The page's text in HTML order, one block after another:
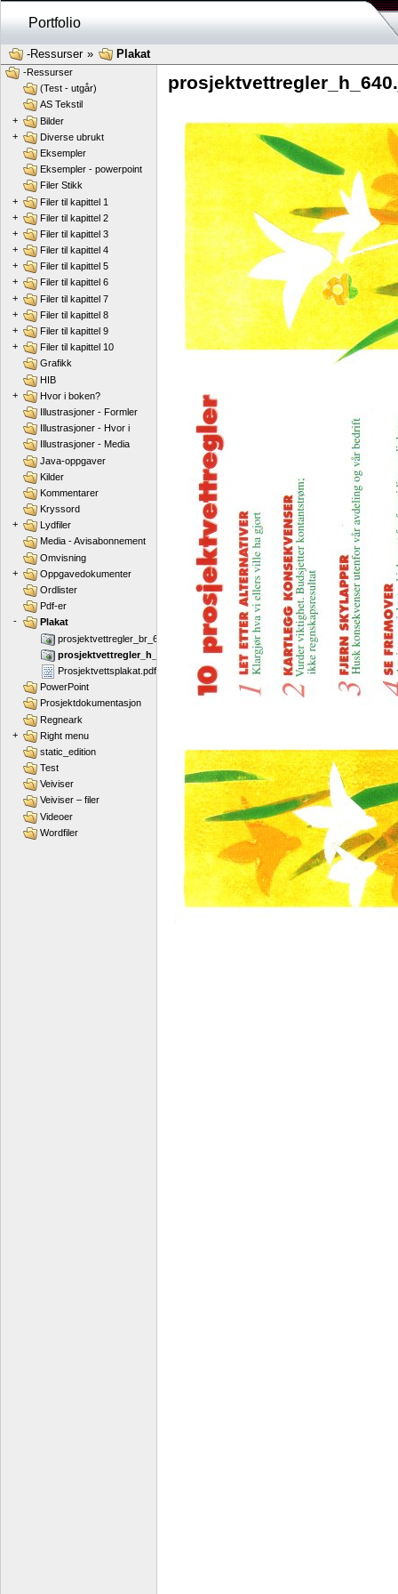
Portfolio
-Ressurser» Plakat
-Ressurser
(Test - utgår)
AS Tekstil
+
Bilder
+
Diverse ubrukt
Eksempler
Eksempler - powerpoint
Filer Stikk
+
Filer til kapittel 1
+
Filer til kapittel 2
+
Filer til kapittel 3
+
Filer til kapittel 4
+
Filer til kapittel 5
+
Filer til kapittel 6
+
Filer til kapittel 7
+
Filer til kapittel 8
+
Filer til kapittel 9
+
Filer til kapittel 10
Grafikk
HIB
+
Hvor i boken?
Illustrasjoner - Formler
Illustrasjoner - Hvor i
Illustrasjoner - Media
Java-oppgaver
Kilder
Kommentarer
Kryssord
+
Lydfiler
Media - Avisabonnement
Omvisning
+
Oppgavedokumenter
Ordlister
Pdf-er
-
Plakat
prosjektvettregler_br_640.jpg
prosjektvettregler_h_640.jpg
Prosjektvettsplakat.pdf
PowerPoint
Prosjektdokumentasjon
Regneark
+
Right menu
static_edition
Test
Veiviser
Veiviser – filer
Videoer
Wordfiler